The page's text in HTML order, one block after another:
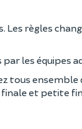
Les règles
par les équipes
tous ensemble
finale et petite